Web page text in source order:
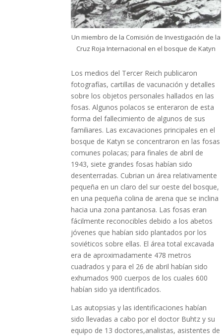
Un miembro de la Comisión de Investigación de la
Cruz Roja Internacional en el bosque de Katyn
Los medios del Tercer Reich publicaron
fotografías, cartillas de vacunación y detalles
sobre los objetos personales hallados en las
fosas. Algunos polacos se enteraron de esta
forma del fallecimiento de algunos de sus
familiares. Las excavaciones principales en el
bosque de Katyn se concentraron en las fosas
comunes polacas; para finales de abril de
1943, siete grandes fosas habían sido
desenterradas. Cubrian un área relativamente
pequeña en un claro del sur oeste del bosque,
en una pequeña colina de arena que se inclina
hacia una zona pantanosa. Las fosas eran
fácilmente reconocibles debido a los abetos
jóvenes que habían sido plantados por los
soviéticos sobre ellas. El área total excavada
era de aproximadamente 478 metros
cuadrados y para el 26 de abril habían sido
exhumados 900 cuerpos de los cuales 600
habían sido ya identificados.
Las autopsias y las identificaciones habían
sido llevadas a cabo por el doctor Buhtz y su
equipo de 13 doctores,analistas, asistentes de